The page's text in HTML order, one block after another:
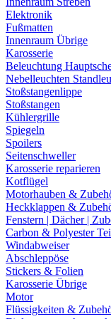
Elektronik
Fußmatten
Innenraum Übrige
Karosserie
Beleuchtung
Nebelleuchten
Stoßstangenlippe
Stoßstangen
Kühlergrille
Spiegeln
Spoilers
Seitenschweller
Karosserie reparieren
Kotflügel
Motorhauben &
Heckklappen &
Fenstern | Dächer |
Carbon & Polyester
Windabweiser
Abschleppöse
Stickers & Folien
Karosserie Übrige
Motor
Flüssigkeiten &